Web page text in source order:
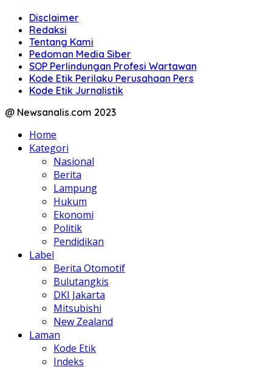
Disclaimer
Redaksi
Tentang Kami
Pedoman Media Siber
SOP Perlindungan Profesi Wartawan
Kode Etik Perilaku Perusahaan Pers
Kode Etik Jurnalistik
@ Newsanalis.com 2023
Home
Kategori
Nasional
Berita
Lampung
Hukum
Ekonomi
Politik
Pendidikan
Label
Berita Otomotif
Bulutangkis
DKI Jakarta
Mitsubishi
New Zealand
Laman
Kode Etik
Indeks